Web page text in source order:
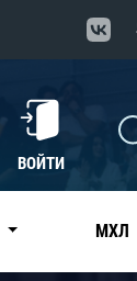
ВОЙТИ
МХЛ